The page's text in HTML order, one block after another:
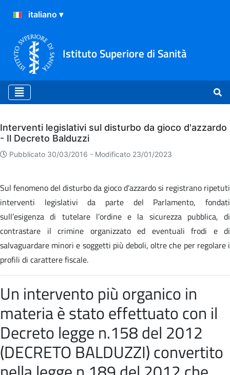
Istituto Superiore di Sanità
Archivio
Interventi legislativi sul disturbo da gioco d'azzardo
- Il Decreto Balduzzi
Pubblicato 30/03/2016 - Modificato 23/01/2023
Sul fenomeno del disturbo da gioco d’azzardo si registrano ripetuti
interventi legislativi da parte del Parlamento, fondati
sull’esigenza di tutelare l’ordine e la sicurezza pubblica, di
contrastare il crimine organizzato ed eventuali frodi e di
salvaguardare minori e soggetti più deboli, oltre che per regolare i
profili di carattere fiscale.
Un intervento più organico in
materia è stato effettuato con il
Decreto legge n.158 del 2012
(DECRETO BALDUZZI) convertito